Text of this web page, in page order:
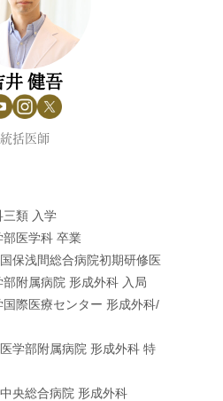
井 健吾
統括医師
三類 入学
医学科 卒業
保浅間総合病院初期研修医
附属病院 形成外科 入局
際医療センター 形成外科/
学部附属病院 形成外科 特
央総合病院 形成外科